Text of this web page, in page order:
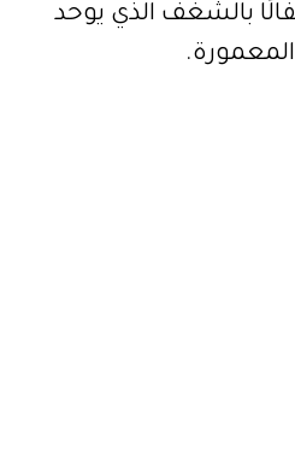
بالشغف الذي يوحد